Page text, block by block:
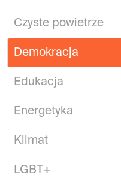
Czyste powietrze
Demokracja
Edukacja
Energetyka
Klimat
LGBT+